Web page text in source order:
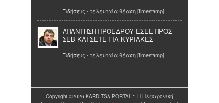
Ειδήσεις - τελευταία θέαση [timestamp]
ΑΠΑΝΤΗΣΗ ΠΡΟΕΔΡΟΥ ΕΣΕΕ ΠΡΟΣ
ΣΕΒ ΚΑΙ ΣΕΤΕ ΓΙΑ ΚΥΡΙΑΚΕΣ
Ειδήσεις - τελευταία θέαση [timestamp]
Copyright ©2026 KARDITSA PORTAL :: Η Ηλεκτρονική